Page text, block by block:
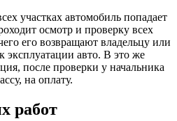
участках автомобиль попадает
осмотр и проверку всех
его возвращают владельцу или
эксплуатации авто. В это же
после проверки у начальника
на оплату.
работ